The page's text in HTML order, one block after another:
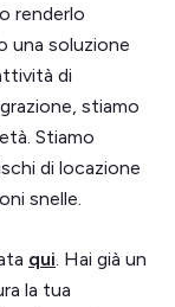
renderlo
una soluzione
di
stiamo
Stiamo
di locazione
snelle.
qui . Hai già un
la tua